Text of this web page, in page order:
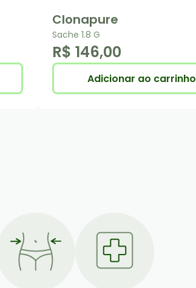
Clonapure
Sache 1.8 G
R$ 146,00
Adicionar ao carrinho